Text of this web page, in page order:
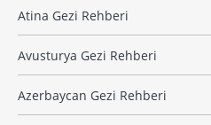
Atina Gezi Rehberi
Avusturya Gezi Rehberi
Azerbaycan Gezi Rehberi